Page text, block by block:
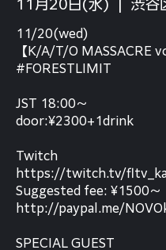
11月20日(水) 渋谷
11/20(wed)
【K/A/T/O MASSACRE
#FORESTLIMIT
JST 18:00〜
door:¥2300+1drink
Twitch
https://twitch.tv/
Suggested fee: ¥1500〜
http://paypal.me/
SPECIAL GUEST